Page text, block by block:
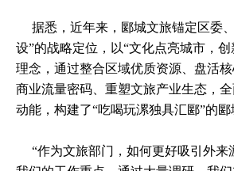
据悉，近年来，郾城文旅锚定区委
设”的战略定位，以“文化点亮城市，
理念，通过整合区域优质资源、盘活
商业流量密码、重塑文旅产业生态，
动能，构建了“吃喝玩漯独具汇郾”的郾
“作为文旅部门，如何更好吸引外来